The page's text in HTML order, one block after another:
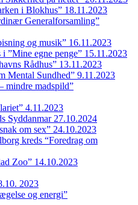
i Blokhus” 18.11.2023
Generalforsamling”
og musik” 16.11.2023
”Mine egne penge” 15.11.2023
Rådhus” 13.11.2023
Mental Sundhed” 9.11.2023
mindre madspild”
4.11.2023
Syddanmar 27.10.2024
om sex” 24.10.2023
kreds “Foredrag om
Zoo” 14.10.2023
2023
og energi”